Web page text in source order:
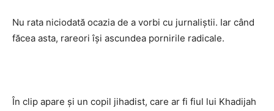
Nu rata niciodată ocazia de a vorbi cu jurnaliştii. Iar când
făcea asta, rareori îşi ascundea pornirile radicale.
În clip apare şi un copil jihadist, care ar fi fiul lui Khadijah